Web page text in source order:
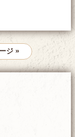
ジ »